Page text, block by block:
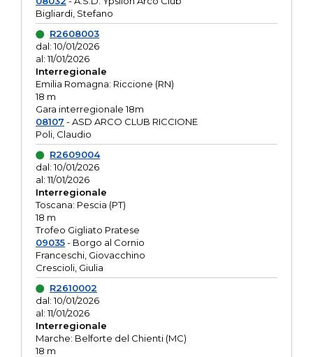
Bigliardi, Stefano
R2608003
dal: 10/01/2026
al: 11/01/2026
Interregionale
Emilia Romagna: Riccione (RN)
18 m
Gara interregionale 18m
08107 - ASD ARCO CLUB RICCIONE
Poli, Claudio
R2609004
dal: 10/01/2026
al: 11/01/2026
Interregionale
Toscana: Pescia (PT)
18 m
Trofeo Gigliato Pratese
09035- Borgo al Cornio
Franceschi, Giovacchino
Crescioli, Giulia
R2610002
dal: 10/01/2026
al: 11/01/2026
Interregionale
Marche: Belforte del Chienti (MC)
18 m